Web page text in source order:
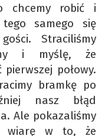
chcemy robić i
samego się
Straciliśmy
i myślę, że
połowy.
bramkę po
nasz błąd
Ale pokazaliśmy
i wiarę w to, że